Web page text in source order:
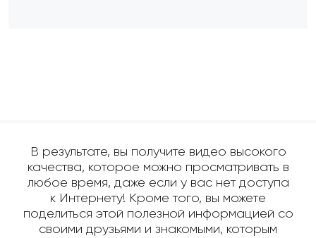
В результате, вы получите видео высокого
качества, которое можно просматривать в
любое время, даже если у вас нет доступа
к Интернету! Кроме того, вы можете
поделиться этой полезной информацией со
своими друзьями и знакомыми, которым